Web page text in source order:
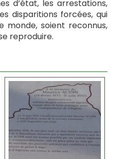
d’état, les arrestations,
disparitions forcées, qui
soient reconnus,
reproduire.